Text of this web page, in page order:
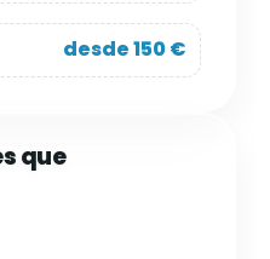
desde 150 €
que